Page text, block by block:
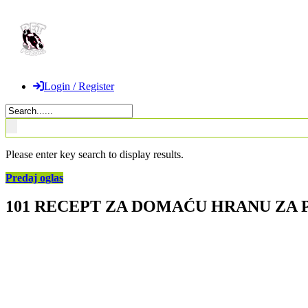
Login / Register
Please enter key search to display results.
Predaj oglas
101 RECEPT ZA DOMAĆU HRANU ZA